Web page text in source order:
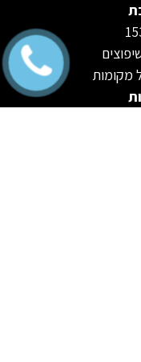
מקומות